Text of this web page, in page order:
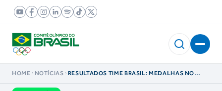
HOME NOTÍCIAS
RESULTADOS TIME BRASIL: MEDALHAS NO